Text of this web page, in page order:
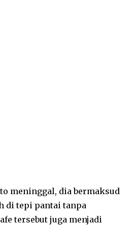
meninggal, dia bermaksud
di tepi pantai tanpa
tersebut juga menjadi